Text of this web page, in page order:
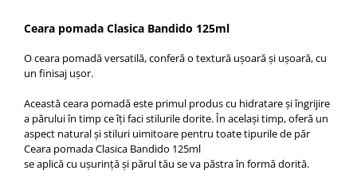
Trepiede cap manechin
Foarfece de tuns
Foarfece de filat
Ceara pomada Clasica Bandido 125ml
O ceara pomadă versatilă, conferă o textură ușoară și ușoară, cu
un finisaj ușor.
Această ceara pomadă este primul produs cu hidratare și îngrijire
a părului în timpce îți faci stilurile dorite. În același timp,oferă un
aspect natural și stiluri uimitoare pentru toate tipurile de păr
Ceara pomada Clasica Bandido 125ml
seaplicăcu ușurințăși părultău seva păstraîn formădorită.